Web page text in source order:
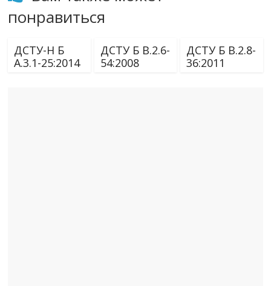
понравиться
ДСТУ-Н Б
А.3.1-25:2014
ДСТУ Б В.2.6-
54:2008
ДСТУ Б В.2.8-
36:2011